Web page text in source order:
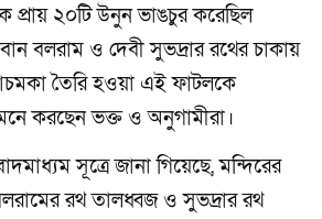
প্রায় ২০টি উনুন ভাঙচুর করেছিল
বলরাম ও দেবী সুভদ্রার রথের চাকায়
তৈরি হওয়া এই ফাটলকে
করছেন ভক্ত ও অনুগামীরা।
সূত্রে জানা গিয়েছে, মন্দিরের
রথ তালধ্বজ ও সুভদ্রার রথ